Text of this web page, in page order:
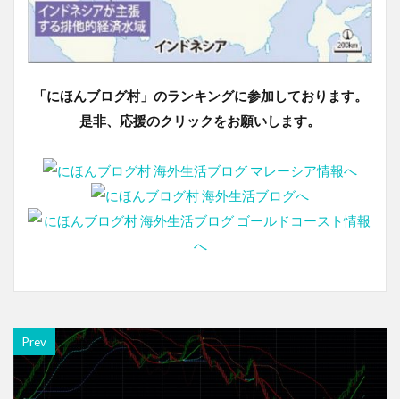
「にほんブログ村」のランキングに参加しております。
是非、応援のクリックをお願いします。
Prev